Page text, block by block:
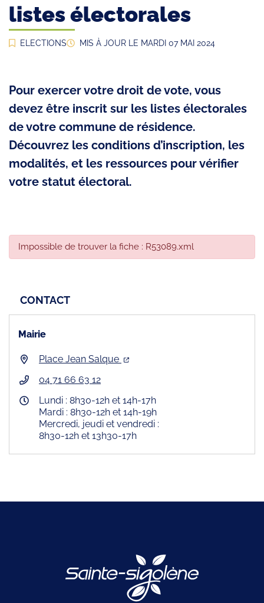
listes électorales
ELECTIONS MIS À JOUR LE MARDI 07 MAI 2024
Pour exercer votre droit de vote, vous
devez être inscrit sur les listes électorales
de votre commune de résidence.
Découvrez les conditions d’inscription, les
modalités, et les ressources pour vérifier
votre statut électoral.
Impossible de trouver la fiche : R53089.xml
CONTACT
Mairie
Place Jean Salque
04 71 66 63 12
Lundi : 8h30-12h et 14h-17h
Mardi : 8h30-12h et 14h-19h
Mercredi, jeudi et vendredi :
8h30-12h et 13h30-17h